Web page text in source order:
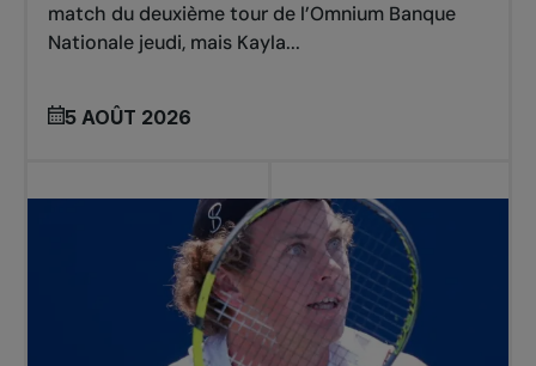
match du deuxième tour de l’Omnium Banque
Nationale jeudi, mais Kayla...
5 AOÛT 2026